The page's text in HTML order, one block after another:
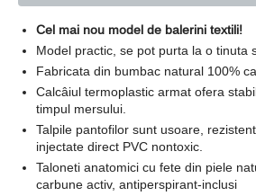
Cel mai nou model de balerini textili!
Model practic, se pot purta la o tinuta
Fabricata din bumbac natural 100%
Calcâiul termoplastic armat ofera
timpul mersului.
Talpile pantofilor sunt usoare,
injectate direct PVC nontoxic.
Taloneti anatomici cu fete din piele
carbune activ, antiperspirant-inclusi